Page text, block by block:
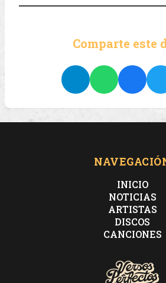
Comparte este
INICIO
NOTICIAS
ARTISTAS
DISCOS
CANCIONES